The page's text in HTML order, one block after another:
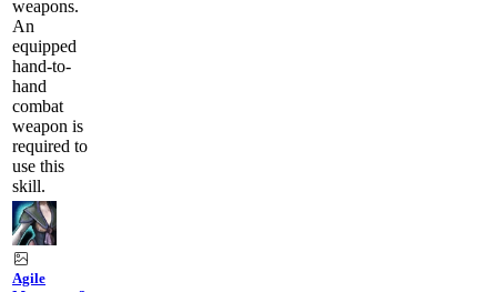
weapons.
An
equipped
hand-to-
hand
combat
weapon is
required to
use this
skill.
Agile